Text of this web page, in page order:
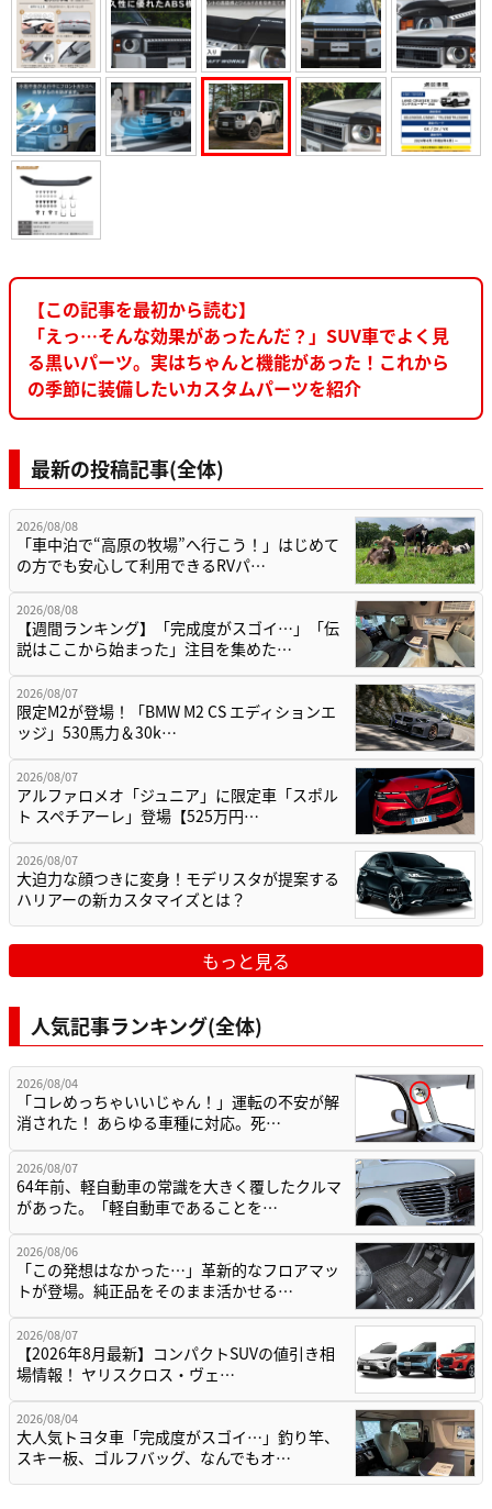
【この記事を最初から読む】
「えっ…そんな効果があったんだ？」SUV車でよく見
る黒いパーツ。実はちゃんと機能があった！これから
の季節に装備したいカスタムパーツを紹介
最新の投稿記事(全体)
2026/08/08
「車中泊で“高原の牧場”へ行こう！」はじめて
の方でも安心して利用できるRVパ…
2026/08/08
【週間ランキング】「完成度がスゴイ…」「伝
説はここから始まった」注目を集めた…
2026/08/07
限定M2が登場！「BMW M2 CS エディションエ
ッジ」530馬力＆30k…
2026/08/07
アルファロメオ「ジュニア」に限定車「スポル
ト スペチアーレ」登場【525万円…
2026/08/07
大迫力な顔つきに変身！モデリスタが提案する
ハリアーの新カスタマイズとは？
もっと見る
人気記事ランキング(全体)
2026/08/04
「コレめっちゃいいじゃん！」運転の不安が解
消された！ あらゆる車種に対応。死…
2026/08/07
64年前、軽自動車の常識を大きく覆したクルマ
があった。「軽自動車であることを…
2026/08/06
「この発想はなかった…」革新的なフロアマッ
トが登場。純正品をそのまま活かせる…
2026/08/07
【2026年8月最新】コンパクトSUVの値引き相
場情報！ ヤリスクロス・ヴェ…
2026/08/04
大人気トヨタ車「完成度がスゴイ…」釣り竿、
スキー板、ゴルフバッグ、なんでもオ…